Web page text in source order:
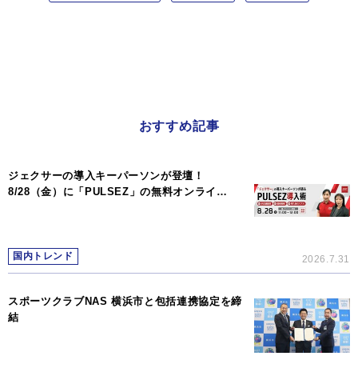
おすすめ記事
ジェクサーの導入キーパーソンが登壇！
8/28（金）に「PULSEZ」の無料オンライ…
国内トレンド 2026.7.31
スポーツクラブNAS 横浜市と包括連携協定を締
結